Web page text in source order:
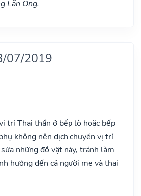
Lãn Ông.
07/2019
trí Thai thần ở bếp lò hoặc bếp
không nên dịch chuyển vị trí
những đồ vật này, tránh làm
hưởng đến cả người mẹ và thai